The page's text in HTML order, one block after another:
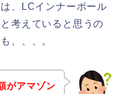
、LCインナーボール
考えていると思うの
、、、。
がアマゾン